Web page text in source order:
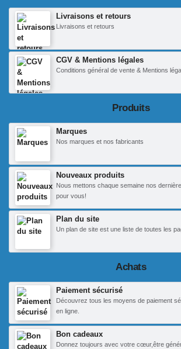
Livraisons et retours
Livraisons et retours
CGV & Mentions légales
Conditions général de vente & Mentions
Produits
Marques
Nos marques et nos fabricants
Nouveaux produits
Nous mettons chaque semaine nos
pour vous!
Plan du site
Un plan de site est une liste de toutes les
Achats
Paiement sécurisé
Découvrez tous les moyens de paiement
en ligne.
Bon cadeaux
Donnez toujours avec votre cœur,être